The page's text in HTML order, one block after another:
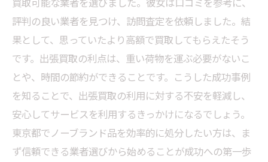
口コミを活用して信頼できる業者を選ぶ方
法
出張買取業者の選択に役立つ口コミの読み
方
東京都で評価の高い出張買取業者を見つけ
るコツ
過去の利用者の声を参考にした業者選び
口コミからわかる買取業者の特徴と信頼性
評判の良い業者を見つけ、訪問査定を依頼しました。結
果として、思っていたより高額で買取してもらえたそう
です。出張買取の利点は、重い荷物を運ぶ必要がないこ
とや、時間の節約ができることです。こうした成功事例
を知ることで、出張買取の利用に対する不安を軽減し、
安心してサービスを利用するきっかけになるでしょう。
東京都でノーブランド品を効率的に処分したい方は、ま
ず信頼できる業者選びから始めることが成功への第一歩